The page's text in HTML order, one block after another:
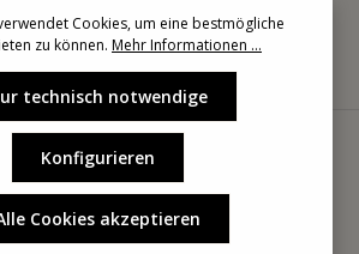
Cookies, um eine bestmögliche
zu können. Mehr Informationen ...
technisch notwendige
Konfigurieren
Cookies akzeptieren